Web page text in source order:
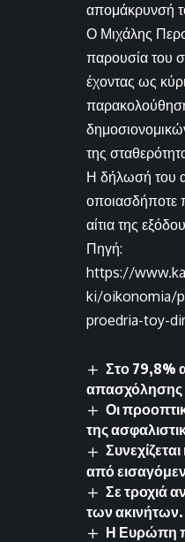
απομάκρυνσή
Ο Μιχάλης
παρουσία του
έχοντας ως
της
Η δήλωσή του
οποιασδήποτε
αίτια της
Πηγή:
https://
ki/oikonomia/
proedria-toy-
Στο 79,8%
απασχόλησης
Οι
της
από
Σε τροχιά
των ακινήτων.
Η Ευρώπη